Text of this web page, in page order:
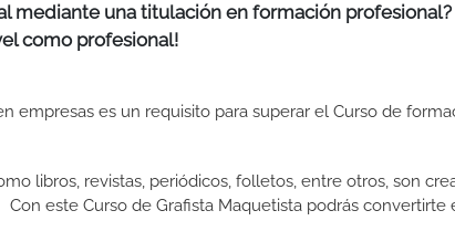
mediante una titulación en formación profesional?
como profesional!
empresas es un requisito para superar el Curso de
libros, revistas, periódicos, folletos, entre otros, son
este Curso de Grafista Maquetista podrás convertirte